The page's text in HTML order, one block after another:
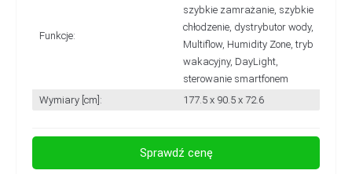
Funkcje:
szybkie zamrażanie, szybkie
chłodzenie, dystrybutor wody,
Multiflow, Humidity Zone, tryb
wakacyjny, DayLight,
sterowanie smartfonem
Wymiary [cm]:
177.5 x 90.5 x 72.6
Sprawdź cenę